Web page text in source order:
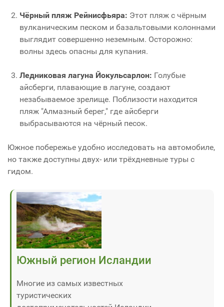
Чёрный пляж Рейнисфьяра: Этот пляж с чёрным
вулканическим песком и базальтовыми колоннами
выглядит совершенно неземным. Осторожно:
волны здесь опасны для купания.
Ледниковая лагуна Йокульсарлон: Голубые
айсберги, плавающие в лагуне, создают
незабываемое зрелище. Поблизости находится
пляж "Алмазный берег," где айсберги
выбрасываются на чёрный песок.
Южное побережье удобно исследовать на автомобиле,
но также доступны двух- или трёхдневные туры с
гидом.
Южный регион Исландии
Многие из самых известных
туристических